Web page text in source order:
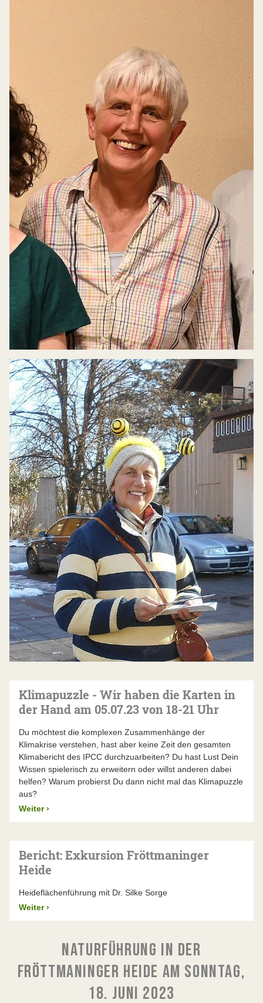
Klimapuzzle - Wir haben die Karten in
der Hand am 05.07.23 von 18-21 Uhr
Du möchtest die komplexen Zusammenhänge der
Klimakrise verstehen, hast aber keine Zeit den gesamten
Klimabericht des IPCC durchzuarbeiten? Du hast Lust Dein
Wissen spielerisch zu erweitern oder willst anderen dabei
helfen? Warum probierst Du dann nicht mal das Klimapuzzle
aus?
Weiter ›
Bericht: Exkursion Fröttmaninger
Heide
Heideflächenführung mit Dr. Silke Sorge
Weiter ›
NATURFÜHRUNG IN DER
FRÖTTMANINGER HEIDE AM SONNTAG,
18. JUNI 2023